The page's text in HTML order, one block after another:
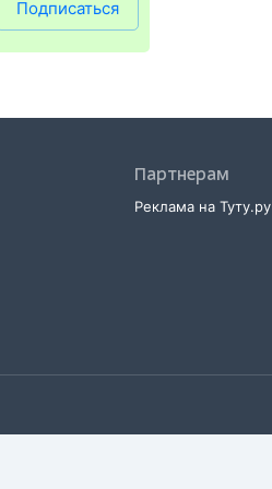
Подписаться
Партнерам
Реклама на Туту.ру